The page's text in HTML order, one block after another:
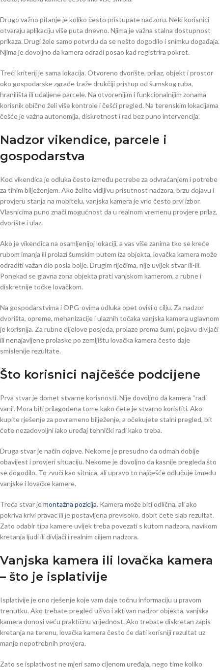
Drugo važno pitanje je koliko često pristupate nadzoru. Neki korisnici
otvaraju aplikaciju više puta dnevno. Njima je važna stalna dostupnost
prikaza. Drugi žele samo potvrdu da se nešto dogodilo i snimku događaja.
Njima je dovoljno da kamera odradi posao kad registrira pokret.
Treći kriterij je sama lokacija. Otvoreno dvorište, prilaz, objekt i prostor
oko gospodarske zgrade traže drukčiji pristup od šumskog ruba,
hranilišta ili udaljene parcele. Na otvorenijim i funkcionalnijim zonama
korisnik obično želi više kontrole i češći pregled. Na terenskim lokacijama
češće je važna autonomija, diskretnost i rad bez puno intervencija.
Nadzor vikendice, parcele i
gospodarstva
Kod vikendica je odluka često između potrebe za odvraćanjem i potrebe
za tihim bilježenjem. Ako želite vidljivu prisutnost nadzora, brzu dojavu i
provjeru stanja na mobitelu, vanjska kamera je vrlo često prvi izbor.
Vlasnicima puno znači mogućnost da u realnom vremenu provjere prilaz,
dvorište i ulaz.
Ako je vikendica na osamljenijoj lokaciji, a vas više zanima tko se kreće
rubom imanja ili prolazi šumskim putem iza objekta, lovačka kamera može
odraditi važan dio posla bolje. Drugim riječima, nije uvijek stvar ili-ili.
Ponekad se glavna zona objekta prati vanjskom kamerom, a rubne i
diskretnije točke lovačkom.
Na gospodarstvima i OPG-ovima odluka opet ovisi o cilju. Za nadzor
dvorišta, opreme, mehanizacije i ulaznih točaka vanjska kamera uglavnom
je korisnija. Za rubne dijelove posjeda, prolaze prema šumi, pojavu divljači
ili nenajavljene prolaske po zemljištu lovačka kamera često daje
smislenije rezultate.
Što korisnici najčešće podcijene
Prva stvar je domet stvarne korisnosti. Nije dovoljno da kamera “radi
vani”. Mora biti prilagođena tome kako ćete je stvarno koristiti. Ako
kupite rješenje za povremeno bilježenje, a očekujete stalni pregled, bit
ćete nezadovoljni iako uređaj tehnički radi kako treba.
Druga stvar je način dojave. Nekome je presudno da odmah dobije
obavijest i provjeri situaciju. Nekome je dovoljno da kasnije pregleda što
se dogodilo. To zvuči kao sitnica, ali upravo to najčešće odlučuje između
vanjske i lovačke kamere.
Treća stvar jemontažna pozicija. Kamera može biti odlična, ali ako
pokriva krivi pravac ili je postavljena previsoko, dobit ćete slab rezultat.
Zato odabir tipa kamere uvijek treba povezati s kutom nadzora, navikom
kretanja ljudi ili divljači i realnim ciljem nadzora.
Vanjska kamera ili lovačka kamera
– što je isplativije
Isplativije je ono rješenje koje vam daje točnu informaciju u pravom
trenutku. Ako trebate pregled uživo i aktivan nadzor objekta, vanjska
kamera donosi veću praktičnu vrijednost. Ako trebate diskretan zapis
kretanja na terenu, lovačka kamera često će dati korisniji rezultat uz
manje nepotrebnih provjera.
Zato se isplativost ne mjeri samo cijenom uređaja, nego time koliko